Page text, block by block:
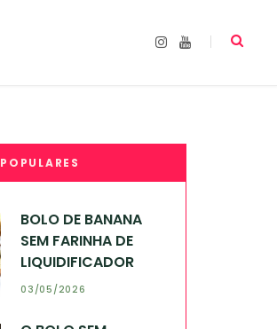
I
m
Y
POPULARES
BOLO DE BANANA
SEM FARINHA DE
LIQUIDIFICADOR
03/05/2026